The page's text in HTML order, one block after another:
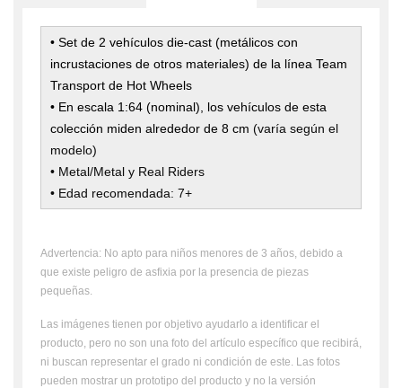
• Set de 2 vehículos die-cast (metálicos con
incrustaciones de otros materiales) de la línea Team
Transport de Hot Wheels
• En escala 1:64 (nominal), los vehículos de esta
colección miden alrededor de 8 cm (varía según el
modelo)
• Metal/Metal y Real Riders
• Edad recomendada: 7+
Advertencia: No apto para niños menores de 3 años, debido a
que existe peligro de asfixia por la presencia de piezas
pequeñas.
Las imágenes tienen por objetivo ayudarlo a identificar el
producto, pero no son una foto del artículo específico que recibirá,
ni buscan representar el grado ni condición de este. Las fotos
pueden mostrar un prototipo del producto y no la versión